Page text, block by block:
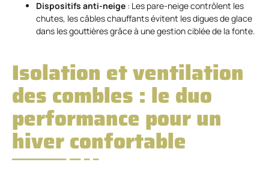
Dispositifs anti-neige : Les pare-neige contrôlent les
chutes, les câbles chauffants évitent les digues de glace
dans les gouttières grâce à une gestion ciblée de la fonte.
Isolation et ventilation
des combles : le duo
performance pour un
hiver confortable